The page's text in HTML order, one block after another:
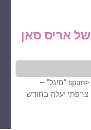
של אריס סאן
<span class="numV">מס' צפיות בפוסט:</span> 1,287 "סיגל" –
צרפתי יעלה בחודש